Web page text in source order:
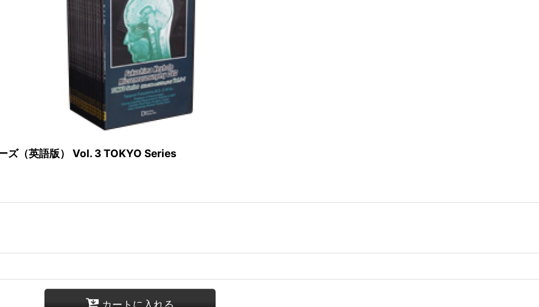
ズ（英語版） Vol. 3 TOKYO Series
カートに入れる